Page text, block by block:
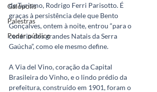
Galópolis
Palestras
Poder público
de Turismo, Rodrigo Ferri Parisotto. É
graças à persistência dele que Bento
Gonçalves, ontem à noite, entrou “para o
cenário dos grandes Natais da Serra
Gaúcha”, como ele mesmo define.
A Via del Vino, coração da Capital
Brasileira do Vinho, e o lindo prédio da
prefeitura, construído em 1901, foram o